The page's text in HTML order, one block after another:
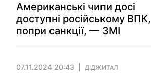
Американські чипи досі
доступні російському ВПК,
попри санкції, — ЗМІ
07.11.2024 20:43 ДІДЖИТАЛ